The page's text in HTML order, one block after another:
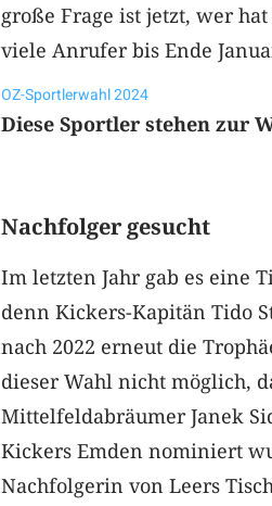
große Frage ist jetzt, wer
viele Anrufer bis Ende
OZ-Sportlerwahl 2024
Diese Sportler stehen zur
Nachfolger gesucht
Im letzten Jahr gab es eine
denn Kickers-Kapitän Tido
nach 2022 erneut die
dieser Wahl nicht möglich,
Mittelfeldabräumer Janek
Kickers Emden nominiert
Nachfolgerin von Leers